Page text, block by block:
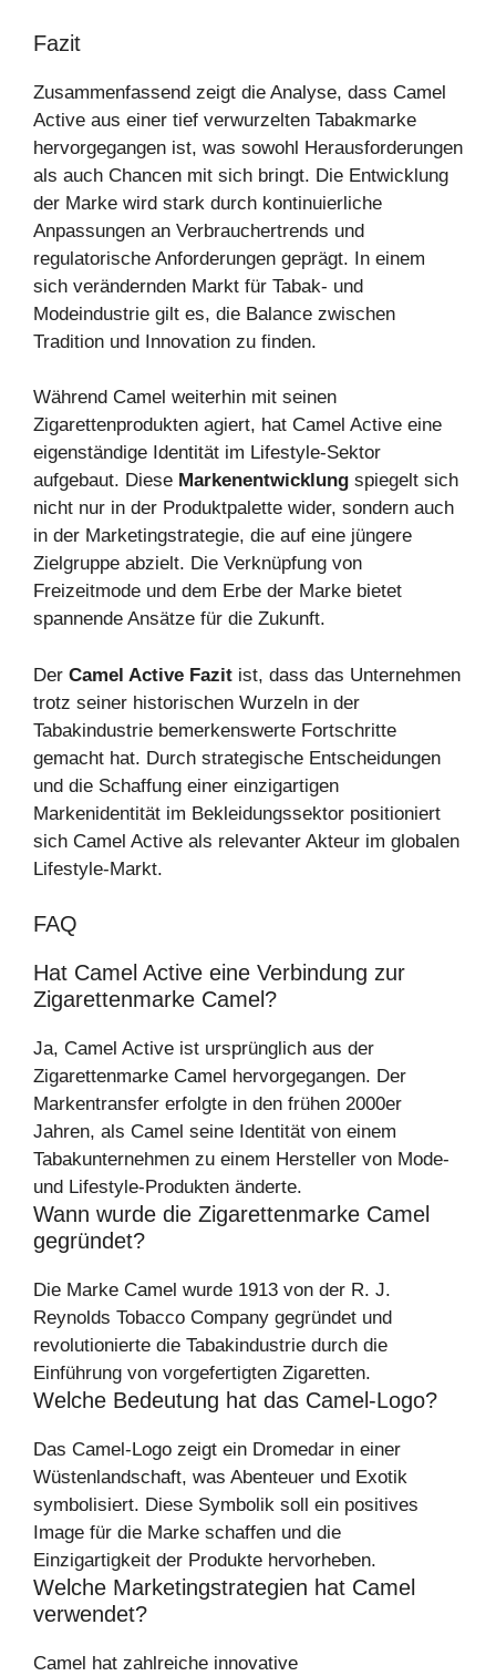
Fazit
Zusammenfassend zeigt die Analyse, dass Camel
Active aus einer tief verwurzelten Tabakmarke
hervorgegangen ist, was sowohl Herausforderungen
als auch Chancen mit sich bringt. Die Entwicklung
der Marke wird stark durch kontinuierliche
Anpassungen an Verbrauchertrends und
regulatorische Anforderungen geprägt. In einem
sich verändernden Markt für Tabak- und
Modeindustrie gilt es, die Balance zwischen
Tradition und Innovation zu finden.
Während Camel weiterhin mit seinen
Zigarettenprodukten agiert, hat Camel Active eine
eigenständige Identität im Lifestyle-Sektor
aufgebaut. Diese Markenentwicklung spiegelt sich
nicht nur in der Produktpalette wider, sondern auch
in der Marketingstrategie, die auf eine jüngere
Zielgruppe abzielt. Die Verknüpfung von
Freizeitmode und dem Erbe der Marke bietet
spannende Ansätze für die Zukunft.
Der Camel Active Fazit ist, dass das Unternehmen
trotz seiner historischen Wurzeln in der
Tabakindustrie bemerkenswerte Fortschritte
gemacht hat. Durch strategische Entscheidungen
und die Schaffung einer einzigartigen
Markenidentität im Bekleidungssektor positioniert
sich Camel Active als relevanter Akteur im globalen
Lifestyle-Markt.
FAQ
Hat Camel Active eine Verbindung zur
Zigarettenmarke Camel?
Ja, Camel Active ist ursprünglich aus der
Zigarettenmarke Camel hervorgegangen. Der
Markentransfer erfolgte in den frühen 2000er
Jahren, als Camel seine Identität von einem
Tabakunternehmen zu einem Hersteller von Mode-
und Lifestyle-Produkten änderte.
Wann wurde die Zigarettenmarke Camel
gegründet?
Die Marke Camel wurde 1913 von der R. J.
Reynolds Tobacco Company gegründet und
revolutionierte die Tabakindustrie durch die
Einführung von vorgefertigten Zigaretten.
Welche Bedeutung hat das Camel-Logo?
Das Camel-Logo zeigt ein Dromedar in einer
Wüstenlandschaft, was Abenteuer und Exotik
symbolisiert. Diese Symbolik soll ein positives
Image für die Marke schaffen und die
Einzigartigkeit der Produkte hervorheben.
Welche Marketingstrategien hat Camel
verwendet?
Camel hat zahlreiche innovative